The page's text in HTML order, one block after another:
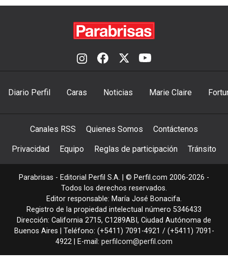
Diario Perfil Caras Noticias Marie Claire
Canales RSS Quienes Somos Contáctenos
Privacidad Equipo Reglas de participación Tránsito
Parabrisas - Editorial Perfil S.A. | © Perfil.com 2006-2026 -
Todos los derechos reservados.
Editor responsable: María José Bonacifa.
Registro de la propiedad intelectual número 5346433
Dirección: California 2715, C1289ABI , Ciudad Autónoma de
Buenos Aires | Teléfono: (+5411) 7091-4921 / (+5411) 7091-
4922 | E-mail: perfilcom@perfil.com